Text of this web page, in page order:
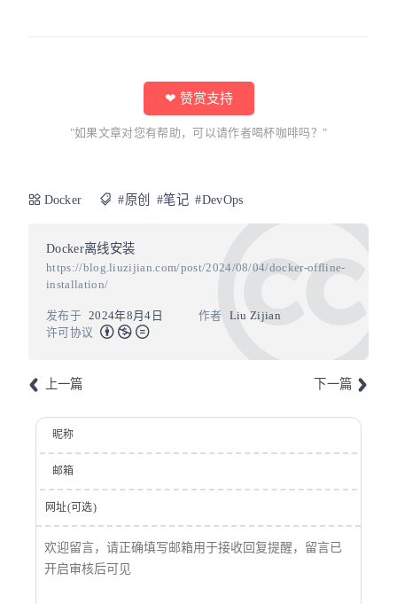
❤ 赞赏支持
"如果文章对您有帮助，可以请作者喝杯咖啡吗？"
Docker #原创 #笔记 #DevOps
Docker离线安装
https://blog.liuzijian.com/post/2024/08/04/docker-offline-
installation/
作者 Liu Zijian
发布于
2024年8月4日
许可协议
上一篇 下一篇
昵称
邮箱
网址(可选)